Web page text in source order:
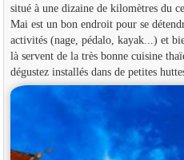
situé à une dizaine de kilomètres du
Mai est un bon endroit pour se
activités (nage, pédalo, kayak...) et
là servent de la très bonne cuisine
dégustez installés dans de petites